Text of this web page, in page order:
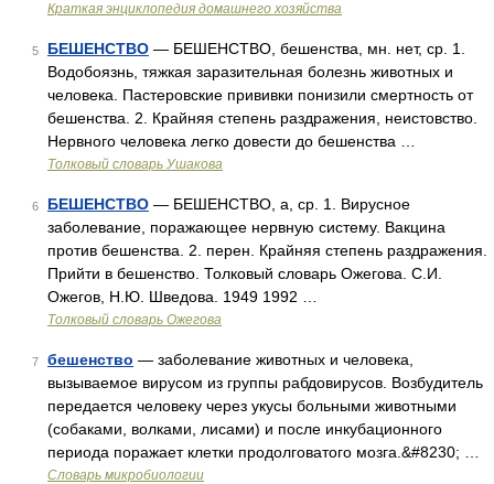
Краткая энциклопедия домашнего хозяйства
5 БЕШЕНСТВО — БЕШЕНСТВО, бешенства, мн. нет, ср. 1.
Водобоязнь, тяжкая заразительная болезнь животных и
человека. Пастеровские прививки понизили смертность от
бешенства. 2. Крайняя степень раздражения, неистовство.
Нервного человека легко довести до бешенства …
Толковый словарь Ушакова
6 БЕШЕНСТВО — БЕШЕНСТВО, а, ср. 1. Вирусное
заболевание, поражающее нервную систему. Вакцина
против бешенства. 2. перен. Крайняя степень раздражения.
Прийти в бешенство. Толковый словарь Ожегова. С.И.
Ожегов, Н.Ю. Шведова. 1949 1992 …
Толковый словарь Ожегова
7 бешенство — заболевание животных и человека,
вызываемое вирусом из группы рабдовирусов. Возбудитель
передается человеку через укусы больными животными
(собаками, волками, лисами) и после инкубационного
периода поражает клетки продолговатого мозга.&#8230; …
Словарь микробиологии